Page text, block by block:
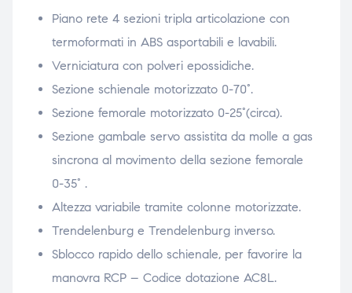
Piano rete 4 sezioni tripla articolazione con
termoformati in ABS asportabili e lavabili.
Verniciatura con polveri epossidiche.
Sezione schienale motorizzato 0-70°.
Sezione femorale motorizzato 0-25°(circa).
Sezione gambale servo assistita da molle a gas
sincrona al movimento della sezione femorale
0-35° .
Altezza variabile tramite colonne motorizzate.
Trendelenburg e Trendelenburg inverso.
Sblocco rapido dello schienale, per favorire la
manovra RCP – Codice dotazione AC8L.